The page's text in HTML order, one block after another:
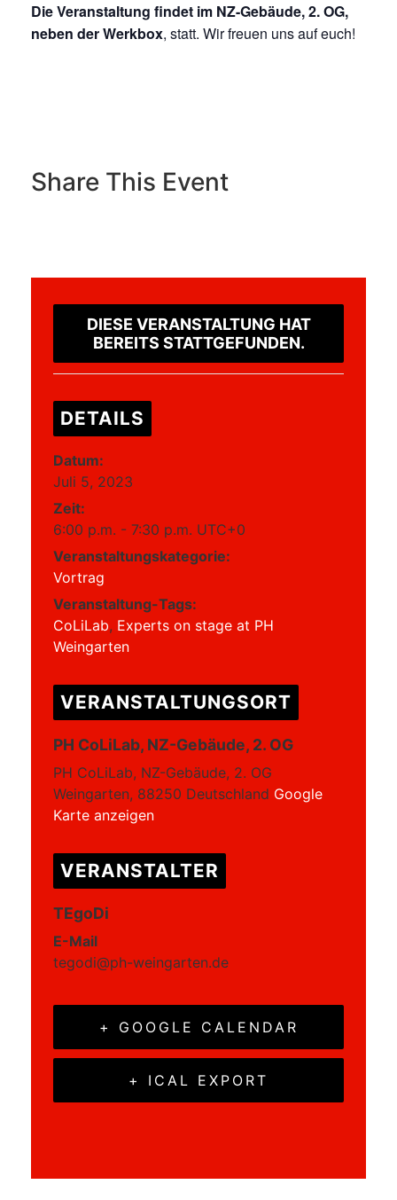
Die Veranstaltung findet im NZ-Gebäude, 2. OG,
neben der Werkbox, statt. Wir freuen uns auf euch!
Share This Event
DIESE VERANSTALTUNG HAT
BEREITS STATTGEFUNDEN.
DETAILS
Datum:
Juli 5, 2023
Zeit:
6:00 p.m. - 7:30 p.m. UTC+0
Veranstaltungskategorie:
Vortrag
Veranstaltung-Tags:
CoLiLab, Experts on stage at PH
Weingarten
VERANSTALTUNGSORT
PH CoLiLab, NZ-Gebäude, 2. OG
PH CoLiLab, NZ-Gebäude, 2. OG
Weingarten, 88250 Deutschland Google
Karte anzeigen
VERANSTALTER
TEgoDi
E-Mail
tegodi@ph-weingarten.de
+ GOOGLE CALENDAR
+ ICAL EXPORT